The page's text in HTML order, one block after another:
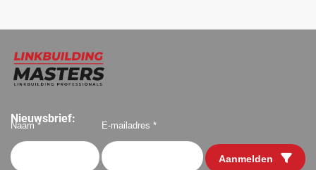
Nieuwsbrief:
Naam * E-mailadres *
Aanmelden